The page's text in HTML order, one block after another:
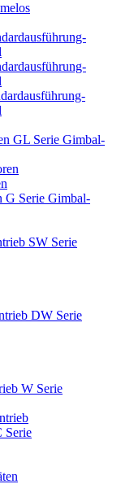
GL Serie Gimbal-
G Serie Gimbal-
SW Serie
DW Serie
W Serie
Serie